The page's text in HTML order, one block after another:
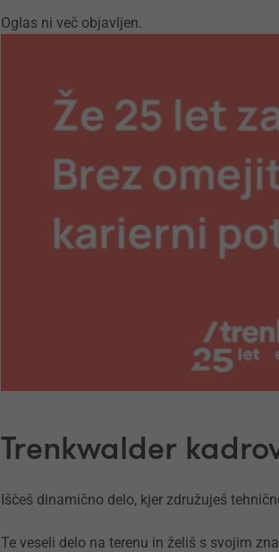
Oglas ni več objavljen.
Trenkwalder
Iščeš dinamično delo, kjer združuješ
Te veseli delo na terenu in želiš s svojim